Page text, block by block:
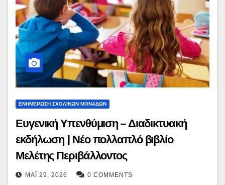
ΕΝΗΜΕΡΩΣΗ ΣΧΟΛΙΚΩΝ ΜΟΝΑΔΩΝ
Ευγενική Υπενθύμιση – Διαδικτυακή
εκδήλωση | Νέο πολλαπλό βιβλίο
Μελέτης Περιβάλλοντος
ΜΆΙ 29, 2026 0 COMMENTS